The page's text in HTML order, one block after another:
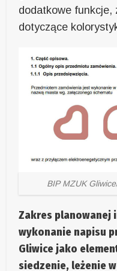
dodatkowe funkcje,
dotyczące
BIP MZUK
Zakres planowanej
wykonanie napisu
Gliwice jako
siedzenie, leżenie